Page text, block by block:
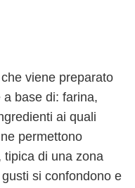
che viene preparato
base di: farina,
ai quali
permettono
tipica di una zona
si confondono e